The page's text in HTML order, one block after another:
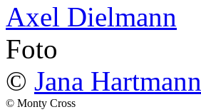
Axel Dielmann
Foto
© Jana Hartmann
© Monty Cross